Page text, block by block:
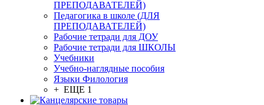
ПРЕПОДАВАТЕЛЕЙ)
Педагогика в школе (ДЛЯ
ПРЕПОДАВАТЕЛЕЙ)
Рабочие тетради для ДОУ
Рабочие тетради для ШКОЛЫ
Учебники
Учебно-наглядные пособия
Языки Филология
+ ЕЩЕ 1